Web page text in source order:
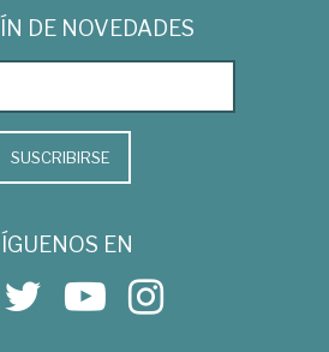
DE NOVEDADES
SUSCRIBIRSE
EN